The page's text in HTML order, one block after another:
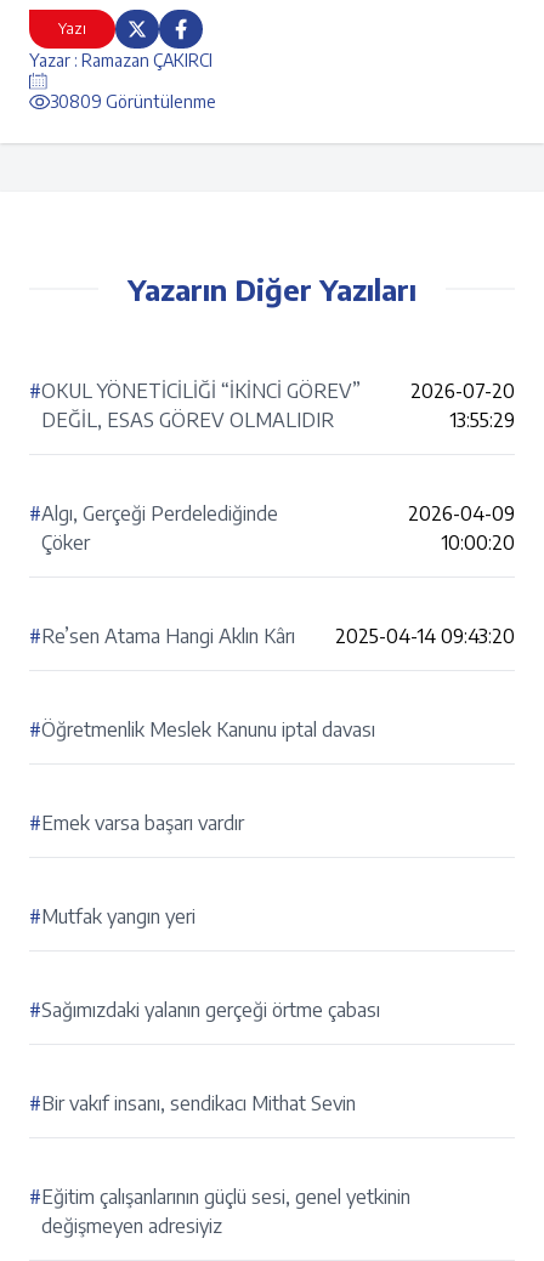
Yazı
Yazar : Ramazan ÇAKIRCI
30809 Görüntülenme
Yazarın Diğer Yazıları
#OKUL YÖNETİCİLİĞİ “İKİNCİ GÖREV”
DEĞİL, ESAS GÖREV OLMALIDIR
2026-07-20
13:55:29
#Algı, Gerçeği Perdelediğinde
Çöker
2026-04-09
10:00:20
#Re’sen Atama Hangi Aklın Kârı 2025-04-14 09:43:20
#Öğretmenlik Meslek Kanunu iptal davası
#Emek varsa başarı vardır
#Mutfak yangın yeri
#Sağımızdaki yalanın gerçeği örtme çabası
#Bir vakıf insanı, sendikacı Mithat Sevin
#Eğitim çalışanlarının güçlü sesi, genel yetkinin
değişmeyen adresiyiz